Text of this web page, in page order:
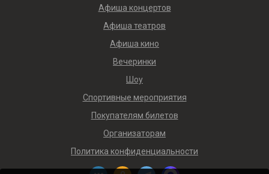
Афиша концертов
Афиша театров
Афиша кино
Вечеринки
Шоу
Спортивные мероприятия
Покупателям билетов
Организаторам
Политика конфиденциальности